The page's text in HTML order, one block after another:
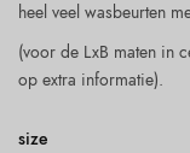
heel veel wasbeurten
(voor de LxB maten in
op extra informatie).
size